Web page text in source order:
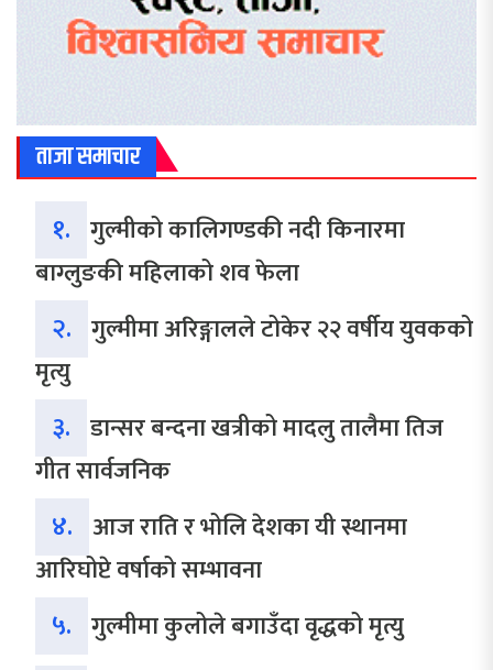
ताजा समाचार
१. गुल्मीको कालिगण्डकी नदी किनारमा
बाग्लुङकी महिलाको शव फेला
२. गुल्मीमा अरिङ्गालले टोकेर २२ वर्षीय युवकको
मृत्यु
३. डान्सर बन्दना खत्रीको मादलु तालैमा तिज
गीत सार्वजनिक
४. आज राति र भोलि देशका यी स्थानमा
आरिघोप्टे वर्षाको सम्भावना
५. गुल्मीमा कुलोले बगाउँदा वृद्धको मृत्यु